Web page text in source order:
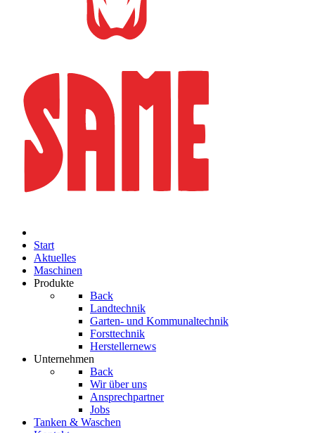
Start
Aktuelles
Maschinen
Produkte
Back
Landtechnik
Garten- und Kommunaltechnik
Forsttechnik
Herstellernews
Unternehmen
Back
Wir über uns
Ansprechpartner
Jobs
Tanken & Waschen